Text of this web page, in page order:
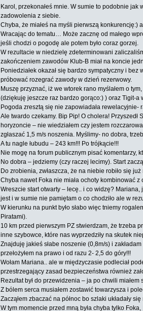
Karol, przekonałeś mnie. W sumie to podobnie
zadowolenia z siebie.
Chyba, że miałeś na myśli pierwszą
Wracając do tematu… Może zacznę od małego
jeśli chodzi o pogodę ale potem było coraz gorzej.
W rezultacie w niedzielę zdeterminowani
zakończeniem zawodów Klub-B miał na koncie
Poniedziałek okazał się bardzo sympatyczny i
próbować rozegrać zawody w dzień rezerwowy.
Muszę przyznać, iż we wtorek rano myślałem o
(dziękuję jeszcze raz bardzo gorąco:) ) oraz Tigit-a
Pogoda zresztą się nie zapowiadała rewelacyjnie-
Ale twardo czekamy. Bip Pip! O cholera!
horyzoncie – nie wiedziałem czy jestem
zgłaszać 1,5 m/s noszenia. Myślimy- no dobra,
A tu nagle łubudu – 243 km!!! Po trójkącie!!!
Nie mogę na forum publicznym pisać komentarzy,
No dobra – jedziemy (czy raczej lecimy). Start
Do zrobienia, zwłaszcza, że na niebie robiło się
Chyba nawet Foka nie miała ochoty kombinować z
Wreszcie start otwarty – lecę.. i co widzę?
jest i w sumie nie pamiętam o co chodziło ale w
W kierunku na punkt było słabo więc tniemy
Piratami).
10 km przed pierwszym PZ stwierdzam, że trzeba
inne szybowce, które nas wyprzedziły na skutek
Znajduję jakieś słabe noszenie (0,8m/s) i
przełożyłem na prawo i od razu 2- 2,5 do góry!!!
Wołam Mariana.. ale w międzyczasie podleciał
przestrzegający zasad bezpieczeństwa również
Rezultat był do przewidzenia – ja po chwili
Z bólem serca musiałem zostawić towarzysza i
Zacząłem zbaczać na północ bo szlaki układały
W tym momencie przed mną była chyba tylko